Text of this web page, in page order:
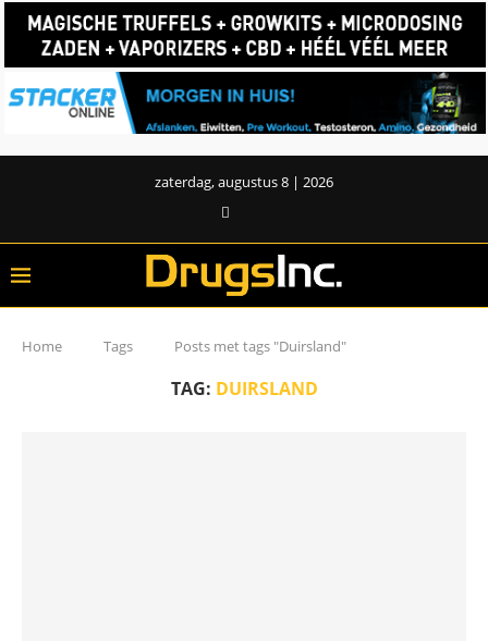
zaterdag, augustus 8 | 2026
Home Tags Posts met tags "Duirsland"
TAG: DUIRSLAND